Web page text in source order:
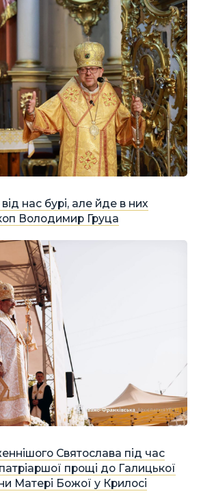
нас бурі, але йде в них
Володимир Груца
Святослава під час
прощі до Галицької
Матері Божої у Крилосі